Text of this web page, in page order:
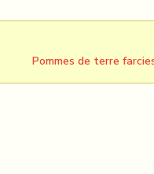
Pommes de terre